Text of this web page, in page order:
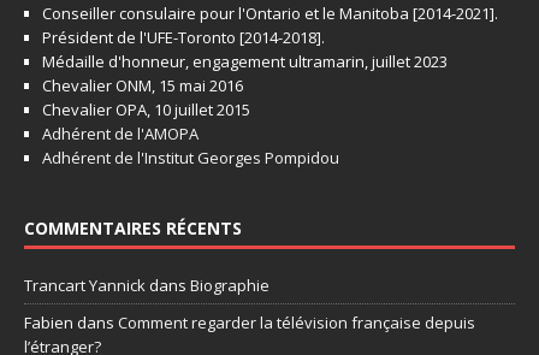
Conseiller consulaire pour l'Ontario et le Manitoba [2014-2021].
Président de l'UFE-Toronto [2014-2018].
Médaille d'honneur, engagement ultramarin, juillet 2023
Chevalier ONM, 15 mai 2016
Chevalier OPA, 10 juillet 2015
Adhérent de l'AMOPA
Adhérent de l'Institut Georges Pompidou
COMMENTAIRES RÉCENTS
Trancart Yannick dans Biographie
Fabien dans Comment regarder la télévision française depuis
l’étranger?